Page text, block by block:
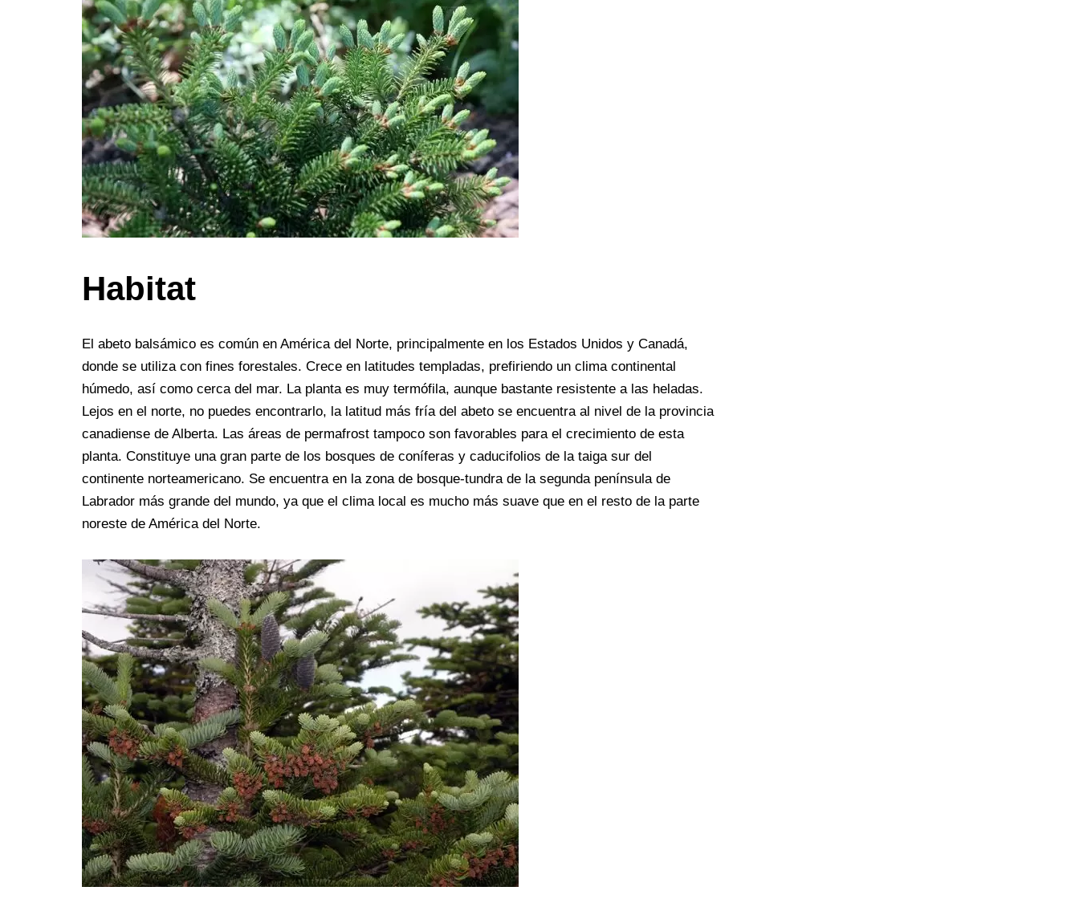
Habitat
El abeto balsámico es común en América del Norte, principalmente en los Estados Unidos y Canadá,
donde se utiliza con fines forestales. Crece en latitudes templadas, prefiriendo un clima continental
húmedo, así como cerca del mar. La planta es muy termófila, aunque bastante resistente a las heladas.
Lejos en el norte, no puedes encontrarlo, la latitud más fría del abeto se encuentra al nivel de la provincia
canadiense de Alberta. Las áreas de permafrost tampoco son favorables para el crecimiento de esta
planta. Constituye una gran parte de los bosques de coníferas y caducifolios de la taiga sur del
continente norteamericano. Se encuentra en la zona de bosque-tundra de la segunda península de
Labrador más grande del mundo, ya que el clima local es mucho más suave que en el resto de la parte
noreste de América del Norte.